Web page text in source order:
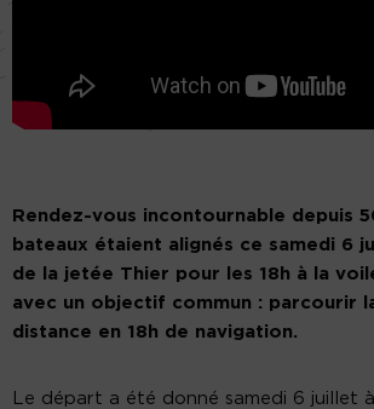
Rendez-vous incontournable depuis
bateaux étaient alignés ce samedi 6
de la jetée Thier pour les 18h à la
avec un objectif commun : parcourir
distance en 18h de navigation.
Le départ a été donné samedi 6 juillet